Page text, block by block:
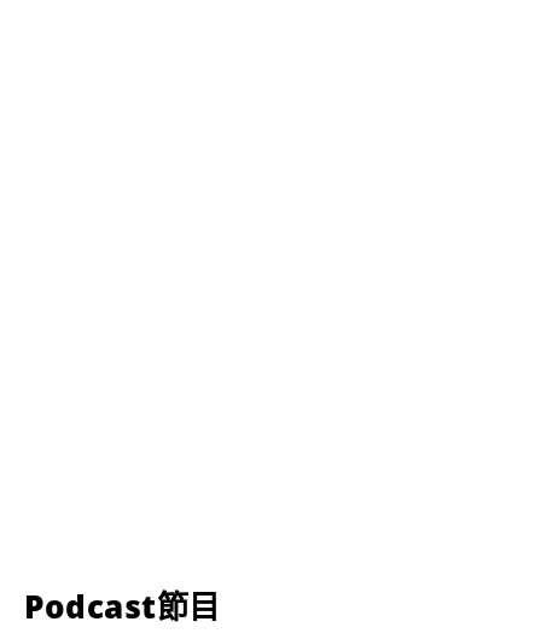
Podcast節目